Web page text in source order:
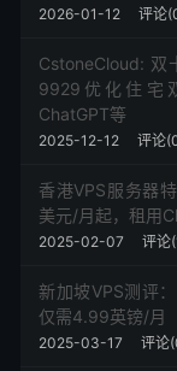
2026-01-12 评论
CstoneCloud: 双
9929优化住宅双ISP 香港CN2
ChatGPT等
2025-12-12 评论
香港VPS服务器
美元/月起，租用
2025-02-07 评论
新加坡VPS测评：
仅需4.99英镑/月
2025-03-17 评论